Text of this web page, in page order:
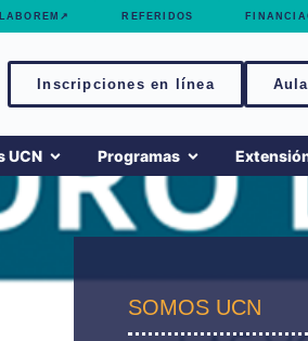
LABOREM↗ REFERIDOS
Inscripciones en línea
UCN Programas
SOMOS UCN